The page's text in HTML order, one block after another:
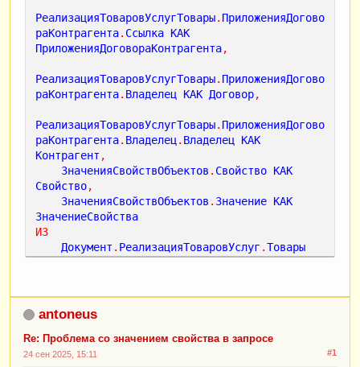
РеализацияТоваровУслугТовары. ПриложенияДогово
раКонтрагента. Ссылка КАК
ПриложенияДоговораКонтрагента,
РеализацияТоваровУслугТовары. ПриложенияДогово
раКонтрагента. Владелец КАК Договор,
РеализацияТоваровУслугТовары. ПриложенияДогово
раКонтрагента. Владелец . Владелец
КАК
Контрагент ,
ЗначенияСвойствОбъектов . Свойство КАК
Свойство,
ЗначенияСвойствОбъектов . Значение КАК
ЗначениеСвойства
ИЗ
Документ . РеализацияТоваровУслуг .Товары
ЗначенияСвойствОбъектов
( РеализацияТоваровУслугТовары.Ссылка
ЗначенияСвойствОбъектов
antoneus
Re: Проблема со значением свойства в запросе
#1
24 сен 2025, 15:11